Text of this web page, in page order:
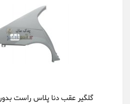
گلگیر عقب دنا پلاس راست